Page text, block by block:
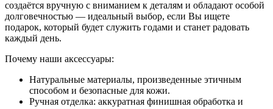
создаётся вручную с вниманием к деталям и обладают особой
долговечностью — идеальный выбор, если Вы ищете
подарок, который будет служить годами и станет радовать
каждый день.
Почему наши аксессуары:
Натуральные материалы, произведенные этичным
способом и безопасные для кожи.
Ручная отделка: аккуратная финишная обработка и